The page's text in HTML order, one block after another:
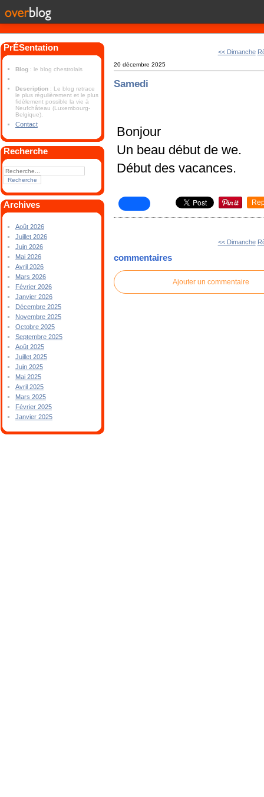
PrÉSentation
Blog : le blog chestrolais
Description : Le blog retrace
le plus régulièrement et le plus
fidèlement possible la vie à
Neufchâteau (Luxembourg-
Belgique).
Contact
Recherche
Archives
Août 2026
Juillet 2026
Juin 2026
Mai 2026
Avril 2026
Mars 2026
Février 2026
Janvier 2026
Décembre 2025
Novembre 2025
Octobre 2025
Septembre 2025
Août 2025
Juillet 2025
Juin 2025
Mai 2025
Avril 2025
Mars 2025
Février 2025
Janvier 2025
<< Dimanche
20 décembre 2025
Samedi
Bonjour
Un beau début de we.
Début des vacances.
<< Dimanche
commentaires
Ajouter un commentaire